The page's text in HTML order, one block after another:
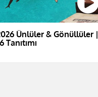
Ünlüler & Gönüllüler |
Tanıtımı